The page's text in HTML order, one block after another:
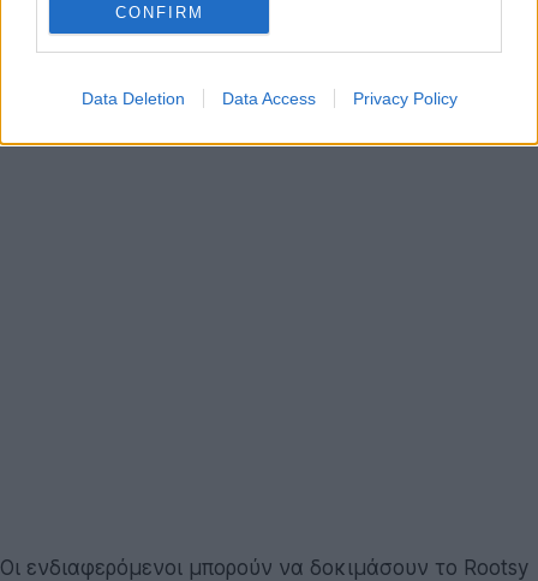
CONFIRM
Data Deletion Data Access Privacy Policy
Οι ενδιαφερόμενοι μπορούν να δοκιμάσουν το Rootsy